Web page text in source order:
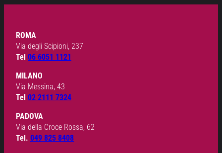
ROMA
Via degli Scipioni, 237
Tel 06 6051 1121
MILANO
Via Messina, 43
Tel 02 2111 7324
PADOVA
Via della Croce Rossa, 62
Tel. 049 825 8408